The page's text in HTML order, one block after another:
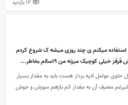
استفاده میکنم ی چند روزی میشه ک شروع کردم
کوچیک میزنه من 19سالم بخاطر...
عوامل لایه بردار هست باید به مقدار بسیار
مصرف آن به مقدار کم بازهم سوزش و جوش